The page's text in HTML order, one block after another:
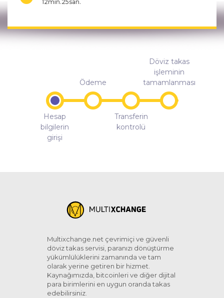
12min.25san.
Hesap
bilgilerin
girişi
Ödeme
Transferin
kontrolü
Döviz takas
işleminin
tamamlanması
Multixchange.net çevrimiçi ve güvenli
döviz takas servisi, paranızı dönüştürme
yükümlülüklerini zamanında ve tam
olarak yerine getiren bir hizmet.
Kaynağımızda, bitcoinleri ve diğer dijital
para birimlerini en uygun oranda takas
edebilirsiniz.